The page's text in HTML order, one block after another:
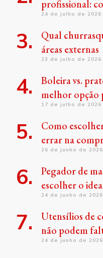
profissional:
24 de julho de 2026
Qual
áreas externas
23 de julho de 2026
Boleira vs.
melhor opção
17 de julho de 2026
Como
errar na
26 de junho de 2026
Pegador de
escolher o
24 de junho de 2026
Utensílios de
não podem
24 de junho de 2026